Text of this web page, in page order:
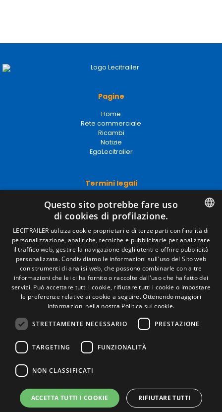
Pagine
Home
Rete commerciale
Ricambi
Notizie
EgaLecitrailer
Termini legali
Avviso legale
Politiche sulla privacy
Politica sui cookie
Condizioni generali di vendita
Gestire i cookie
Contatto
Camino de los Huertos, S/N. Apdo 100 .
50620 - Casetas (Zaragoza) Spagna
+(34) 976 462 121
© Lecitrailer S.A. 2026
SPANISH
ENGLISH
ITALIAN
PORTUGUESE
Questo sito potrebbe fare uso
di cookies di profilazione.
LECITRAILER utilizza cookie proprietari e di terze parti con finalità di
personalizzazione, analitiche, tecniche e pubblicitarie per analizzare
il traffico web, gestire la navigazione degli utenti e offrire pubblicità
personalizzata. Condividiamo le informazioni sull'uso del Sito web
con strumenti di analisi web, che possono combinarle con altre
informazioni che lei ci ha fornito o raccolte dall'uso che ha fatto dei
servizi. Può accettare tutti i cookie, rifiutare tutti i cookie o impostare
le preferenze relative ai cookie a seguire. Ottenendo maggiori
informazioni nella nostra Politica sui cookie.
STRETTAMENTE NECESSARIO PRESTAZIONE
TARGETING FUNZIONALITÀ
NON CLASSIFICATI
ACCETTA TUTTI I COOKIE RIFIUTARE TUTTI